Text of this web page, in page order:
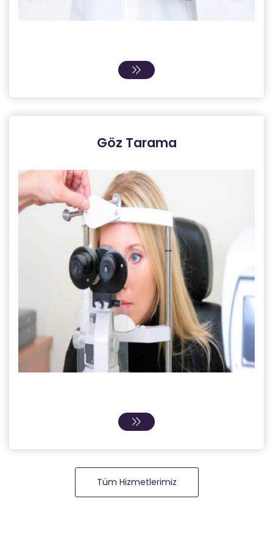
Göz Tarama
Tüm Hizmetlerimiz